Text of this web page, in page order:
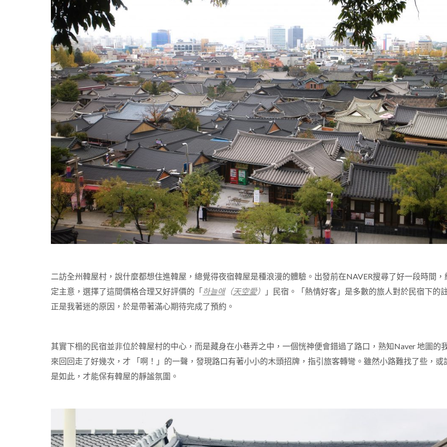
二訪全州韓屋村，說什麼都想住進韓屋，總覺得夜宿韓屋是種浪漫的體驗。出發前在NAVER搜尋了好一段時間，
定主意，選擇了這間價格合理又好評價的「하늘애（天空愛）
」民宿。「熱情好客」是多數的旅人對於民宿下的
正是我著迷的原因，於是帶著滿心期待完成了預約。
其實下榻的民宿並非位於韓屋村的中心，而是藏身在小巷弄之中，一個恍神便會錯過了路口，熟知Naver地圖的
來回回走了好幾次，才
「啊！」的一聲，發現路口有著小小的木頭招牌，指引旅客轉彎。雖然小路難找了些，或
是如此，才能保有韓屋的靜謐氛圍。